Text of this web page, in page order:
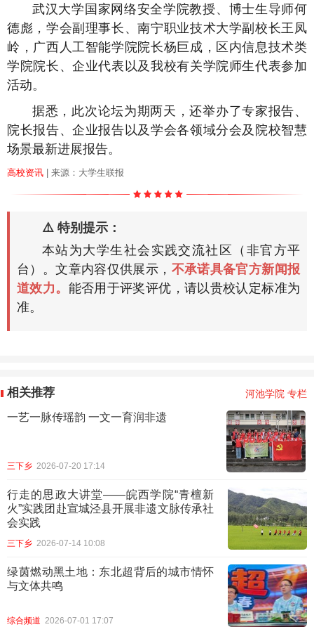
武汉大学国家网络安全学院教授、博士生导师何
德彪，学会副理事长、南宁职业技术大学副校长王凤
岭，广西人工智能学院院长杨巨成，区内信息技术类
学院院长、企业代表以及我校有关学院师生代表参加
活动。
据悉，此次论坛为期两天，还举办了专家报告、
院长报告、企业报告以及学会各领域分会及院校智慧
场景最新进展报告。
高校资讯 | 来源：大学生联报
⚠️ 特别提示：
本站为大学生社会实践交流社区（非官方平
台）。文章内容仅供展示， 不承诺具备官方新闻报
道效力。 能否用于评奖评优，请以贵校认定标准为
准。
相关推荐 河池学院 专栏
一艺一脉传瑶韵 一文一育润非遗
三下乡 2026-07-20 17:14
行走的思政大讲堂——皖西学院“青檀新
火”实践团赴宣城泾县开展非遗文脉传承社
会实践
三下乡 2026-07-14 10:08
​绿茵燃动黑土地：东北超背后的城市情怀
与文体共鸣
综合频道 2026-07-01 17:07